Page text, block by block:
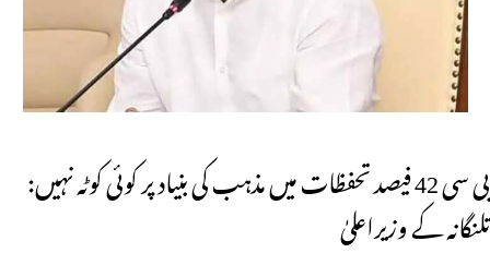
بی سی 42 فیصد تحفظات میں مذہب کی بنیاد پر کوئی کوٹہ نہیں:
تلنگانہ کے وزیراعلیٰ